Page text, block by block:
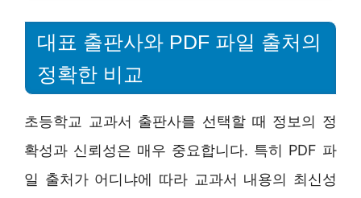
대표 출판사와 PDF 파일 출처의
정확한 비교
초등학교 교과서 출판사를 선택할 때 정보의 정
확성과 신뢰성은 매우 중요합니다. 특히 PDF 파
일 출처가 어디냐에 따라 교과서 내용의 최신성